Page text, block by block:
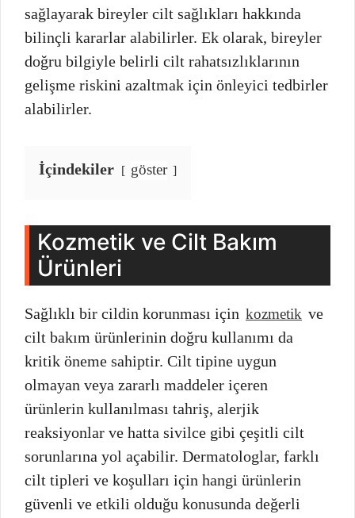
sağlayarak bireyler cilt sağlıkları hakkında
bilinçli kararlar alabilirler. Ek olarak, bireyler
doğru bilgiyle belirli cilt rahatsızlıklarının
gelişme riskini azaltmak için önleyici tedbirler
alabilirler.
İçindekiler göster
Kozmetik ve Cilt Bakım
Ürünleri
Sağlıklı bir cildin korunması için kozmetik ve
cilt bakım ürünlerinin doğru kullanımı da
kritik öneme sahiptir. Cilt tipine uygun
olmayan veya zararlı maddeler içeren
ürünlerin kullanılması tahriş, alerjik
reaksiyonlar ve hatta sivilce gibi çeşitli cilt
sorunlarına yol açabilir. Dermatologlar, farklı
cilt tipleri ve koşulları için hangi ürünlerin
güvenli ve etkili olduğu konusunda değerli